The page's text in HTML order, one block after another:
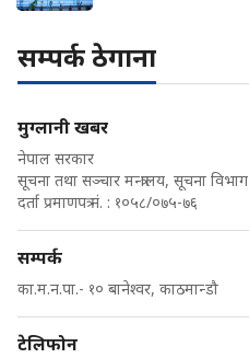
सम्पर्क ठेगाना
मुग्लानी खबर
नेपाल सरकार
सूचना तथा सञ्चार मन्त्रालय, सूचना विभाग
दर्ता प्रमाणपत्र नं. : १०५८/०७५-७६
सम्पर्क
का.म.न.पा.- १० बानेश्वर, काठमान्डौ
टेलिफोन